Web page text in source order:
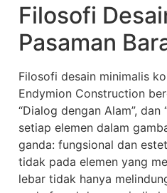
Filosofi
Pasaman
Filosofi desain minimalis
Endymion Construction
“Dialog dengan Alam”,
setiap elemen dalam
ganda: fungsional dan
tidak pada elemen yang
lebar tidak hanya